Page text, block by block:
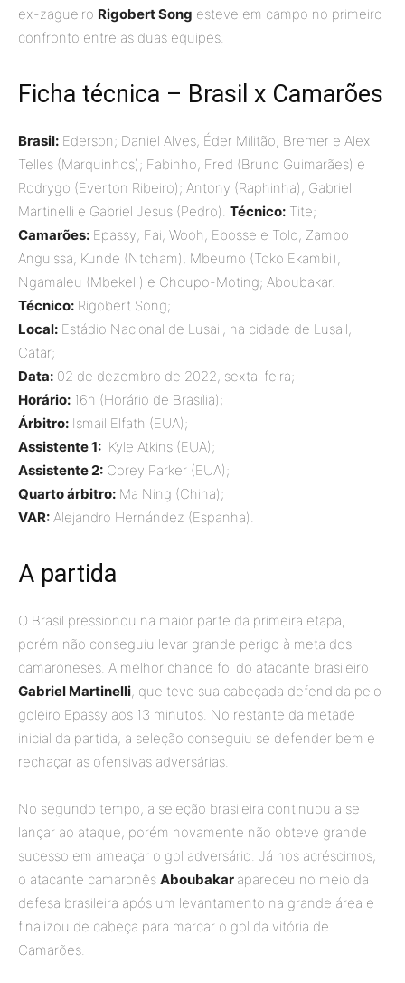
ex-zagueiro Rigobert Song esteve em campo no primeiro
confronto entre as duas equipes.
Ficha técnica – Brasil x Camarões
Brasil: Ederson; Daniel Alves, Éder Militão, Bremer e Alex
Telles (Marquinhos); Fabinho, Fred (Bruno Guimarães) e
Rodrygo (Everton Ribeiro); Antony (Raphinha), Gabriel
Martinelli e Gabriel Jesus (Pedro). Técnico: Tite;
Camarões: Epassy; Fai, Wooh, Ebosse e Tolo; Zambo
Anguissa, Kunde (Ntcham), Mbeumo (Toko Ekambi),
Ngamaleu (Mbekeli) e Choupo-Moting; Aboubakar.
Técnico: Rigobert Song;
Local: Estádio Nacional de Lusail, na cidade de Lusail,
Catar;
Data: 02 de dezembro de 2022, sexta-feira;
Horário: 16h (Horário de Brasília);
Árbitro: Ismail Elfath (EUA);
Assistente 1: Kyle Atkins (EUA);
Assistente 2: Corey Parker (EUA);
Quarto árbitro: Ma Ning (China);
VAR: Alejandro Hernández (Espanha).
A partida
O Brasil pressionou na maior parte da primeira etapa,
porém não conseguiu levar grande perigo à meta dos
camaroneses. A melhor chance foi do atacante brasileiro
Gabriel Martinelli, que teve sua cabeçada defendida pelo
goleiro Epassy aos 13 minutos. No restante da metade
inicial da partida, a seleção conseguiu se defender bem e
rechaçar as ofensivas adversárias.
No segundo tempo, a seleção brasileira continuou a se
lançar ao ataque, porém novamente não obteve grande
sucesso em ameaçar o gol adversário. Já nos acréscimos,
o atacante camaronês Aboubakar apareceu no meio da
defesa brasileira após um levantamento na grande área e
finalizou de cabeça para marcar o gol da vitória de
Camarões.